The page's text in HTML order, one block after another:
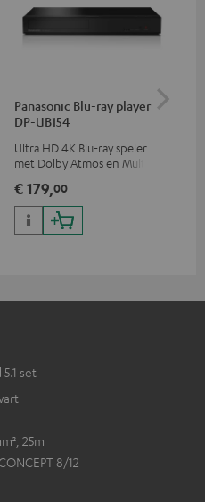
Panasonic Blu-ray player
DP-UB154
Ultra HD 4K Blu-ray speler
met Dolby Atmos en Multi
waaronder HDR10+ voor
superieure beeldkwaliteit met
levensecht contrast en
kleuren
€ 179,00
set
25m
8/12